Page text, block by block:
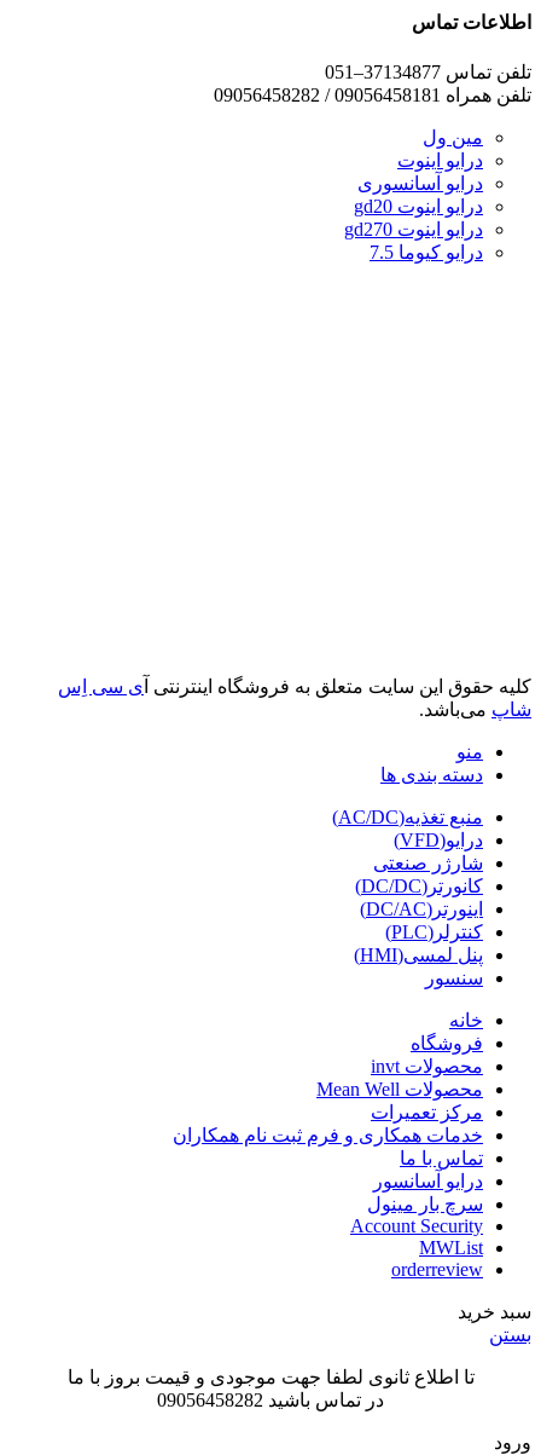
اطلاعات تماس
تلفن تماس 37134877–051
تلفن همراه 09056458181 / 09056458282
مین ول
درایو اینوت
درایو آسانسوری
درایو اینوت gd20
درایو اینوت gd270
درایو کیوما 7.5
کلیه حقوق این سایت متعلق به فروشگاه اینترنتی آ ی سی اِس
شاپ می‌باشد.
منو
دسته بندی ها
منبع تغذیه(AC/DC)
درایو(VFD)
شارژر صنعتی
کانورتر(DC/DC)
اینورتر(DC/AC)
کنترلر(PLC)
پنل لمسی(HMI)
سنسور
خانه
فروشگاه
محصولات invt
محصولات Mean Well
مرکز تعمیرات
خدمات همکاری و فرم ثبت نام همکاران
تماس با ما
درایو آسانسور
سرچ بار مینول
Account Security
MWList
orderreview
سبد خرید
بستن
تا اطلاع ثانوی لطفا جهت موجودی و قیمت بروز با ما
در تماس باشید 09056458282
ورود